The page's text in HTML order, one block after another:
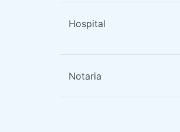
Hospital
Notaria